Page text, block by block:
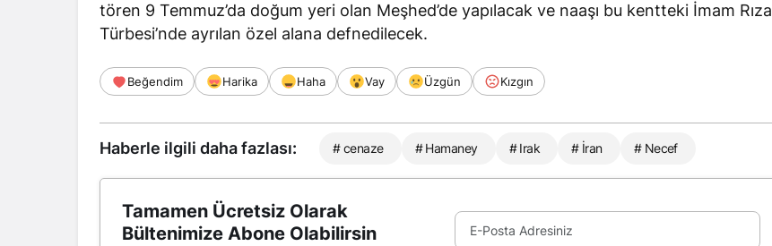
tören 9 Temmuz’da doğum yeri olan Meşhed’de yapılacak ve naaşı bu kentteki İmam Rıza
Türbesi’nde ayrılan özel alana defnedilecek.
Beğendim Harika Haha Vay Üzgün Kızgın
Haberle ilgili daha fazlası: # cenaze # Hamaney # Irak # İran # Necef
Tamamen Ücretsiz Olarak
Bültenimize Abone Olabilirsin